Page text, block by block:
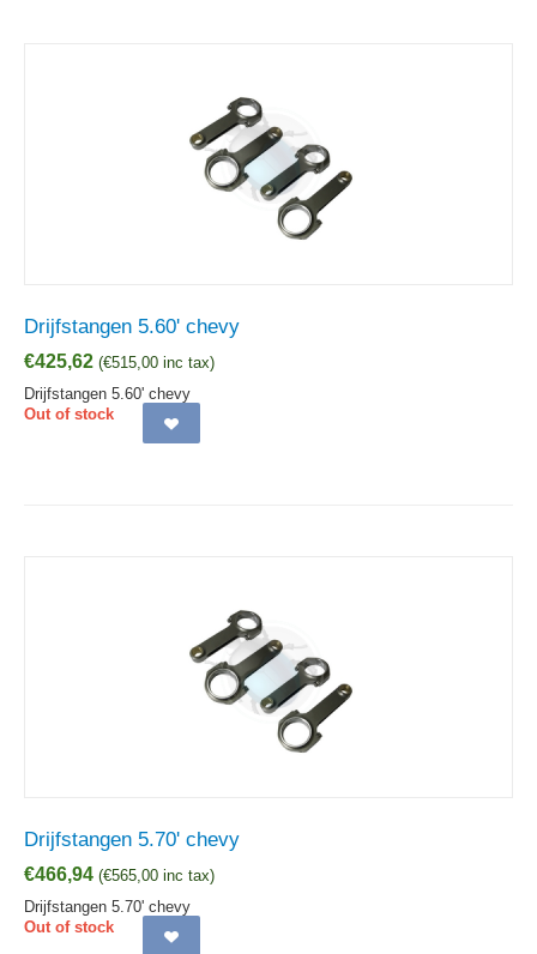
Drijfstangen 5.60' chevy
€425,62 (€515,00 inc tax)
Drijfstangen 5.60' chevy
Out of stock
Drijfstangen 5.70' chevy
€466,94 (€565,00 inc tax)
Drijfstangen 5.70' chevy
Out of stock